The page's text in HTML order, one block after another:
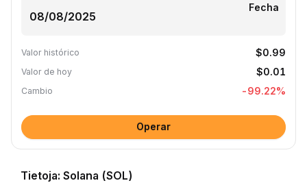
Fecha
Valor histórico $0.99
Valor de hoy $0.01
Cambio -99.22%
Operar
Tietoja: Solana (SOL)